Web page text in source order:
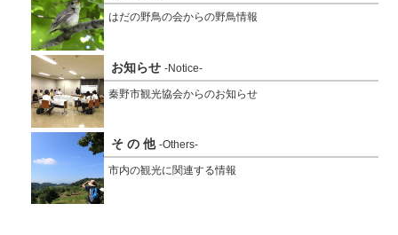
はだの野鳥の会からの野鳥情報
お知らせ -Notice-
秦野市観光協会からのお知らせ
そ の 他 -Others-
市内の観光に関連する情報